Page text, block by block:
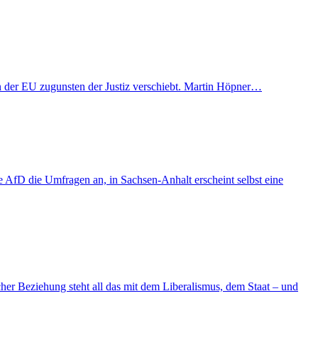
der EU zugunsten der Justiz verschiebt. Martin Höpner…
die Umfragen an, in Sachsen-Anhalt erscheint selbst eine
Beziehung steht all das mit dem Liberalismus, dem Staat – und